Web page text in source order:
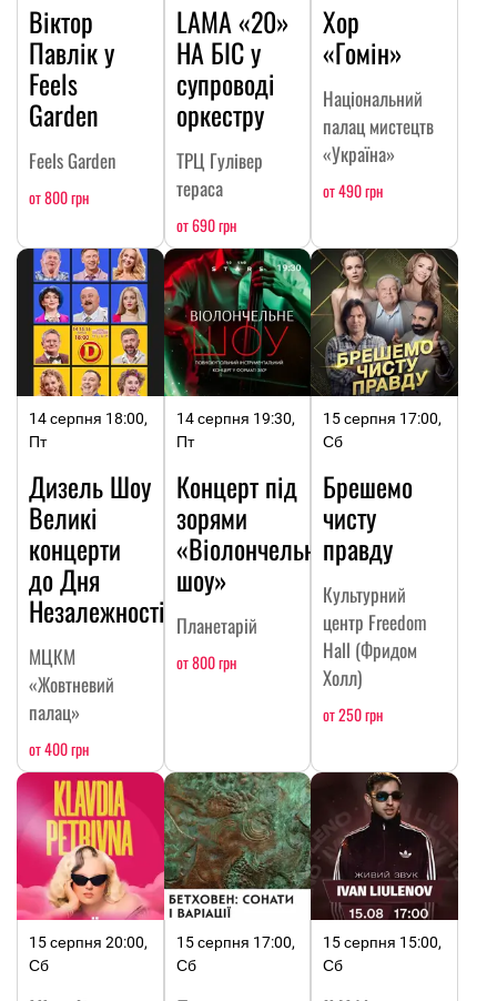
Віктор
Павлік у
Feels
Garden
Feels Garden
от 800 грн
LAMA «20»
НА БІС у
супроводі
оркестру
ТРЦ Гулівер
тераса
от 690 грн
Хор
«Гомін»
Національний
палац мистецтв
«Україна»
от 490 грн
14 серпня 18:00,
Пт
Дизель Шоу
Великі
концерти
до Дня
Незалежності
МЦКМ
«Жовтневий
палац»
от 400 грн
14 серпня 19:30,
Пт
Концерт під
зорями
«Віолончельне
шоу»
Планетарій
от 800 грн
15 серпня 17:00,
Сб
Брешемо
чисту
правду
Культурний
центр Freedom
Hall (Фридом
Холл)
от 250 грн
15 серпня 20:00,
Сб
15 серпня 17:00,
Сб
15 серпня 15:00,
Сб